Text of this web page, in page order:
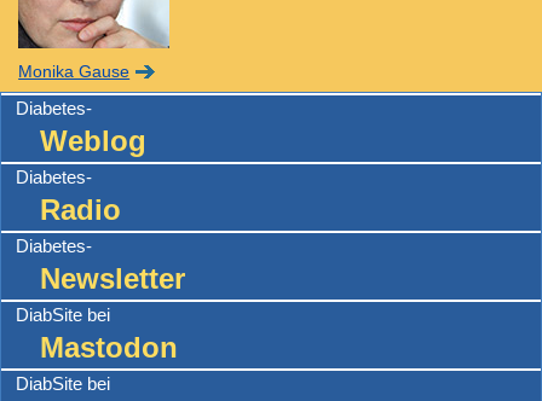
Monika Gause
Diabetes-
Weblog
Diabetes-
Radio
Diabetes-
Newsletter
DiabSite bei
Mastodon
DiabSite bei